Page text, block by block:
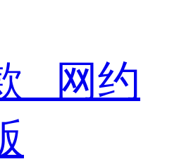
网约